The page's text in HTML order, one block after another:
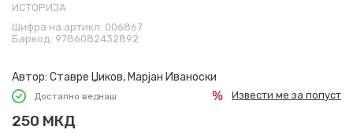
ИСТОРИЈА
Шифра на артикл: 006867
Баркод: 9786082432892
Автор: Ставре Џиков, Марјан Иваноски
Достапно веднаш
250 МКД
Извести ме за попуст